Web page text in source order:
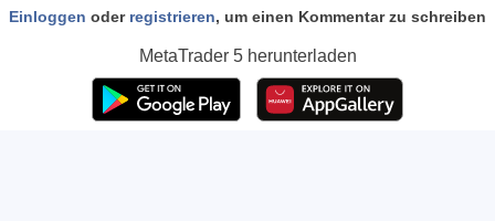
Einloggen oder registrieren, um einen Kommentar zu schreiben
MetaTrader 5herunterladen